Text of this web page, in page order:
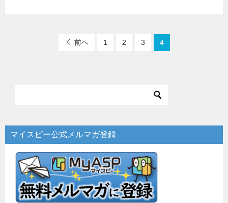
前へ 1 2 3 4
マイスピー公式メルマガ登録